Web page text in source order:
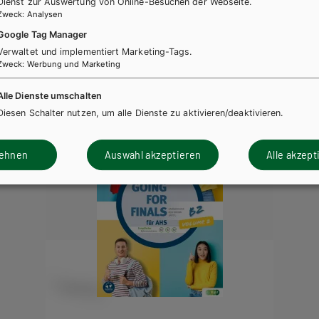
könnten Sie ebenfalls
: Analysen
Tag Manager
und implementiert Marketing-Tags.
: Werbung und Marketing
Dienste umschalten
Schalter nutzen, um alle Dienste zu aktivieren/deaktivieren.
Auswahl akzeptieren Alle